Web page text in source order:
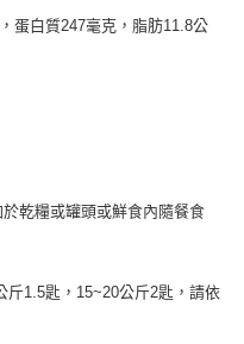
蛋白質247毫克，脂肪11.8公
乾糧或罐頭或鮮食內隨餐食
斤1.5匙，15~20公斤2匙，請依